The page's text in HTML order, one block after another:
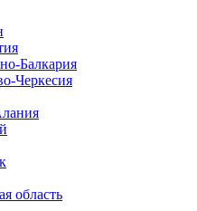
Балкария
Черкесия
область